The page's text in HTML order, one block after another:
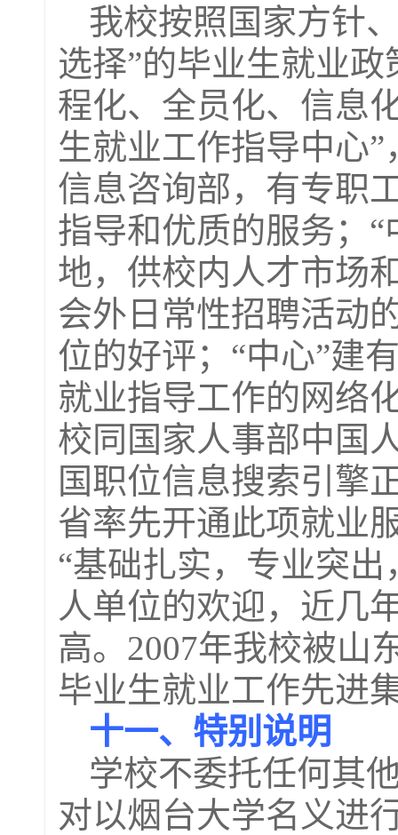
我校按照国家方针
选择”的毕业生就业政
程化、全员化、信息
生就业工作指导中心
信息咨询部，有专职
指导和优质的服务；
地，供校内人才市场
会外日常性招聘活动
位的好评；“中心”建
就业指导工作的网络
校同国家人事部中国
国职位信息搜索引擎
省率先开通此项就业
“基础扎实，专业突
人单位的欢迎，近几
高。 2007年我校被山
毕业生就业工作先进
十一、特别说明
学校不委托任何其
对以烟台大学名义进